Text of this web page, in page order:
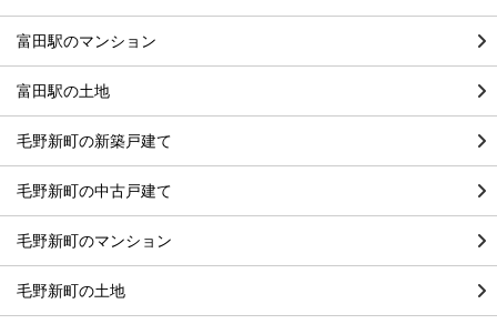
富田駅のマンション
富田駅の土地
毛野新町の新築戸建て
毛野新町の中古戸建て
毛野新町のマンション
毛野新町の土地